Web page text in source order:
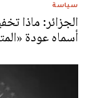
سياسة
الجزائر: ماذا
أسماه عودة